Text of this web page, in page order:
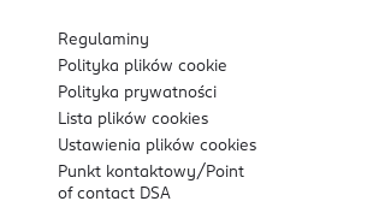
Regulaminy
Polityka plikówcookie
Polityka prywatności
Lista plikówcookies
Ustawienia plikówcookies
Punkt kontaktowy/ Point
of contact DSA